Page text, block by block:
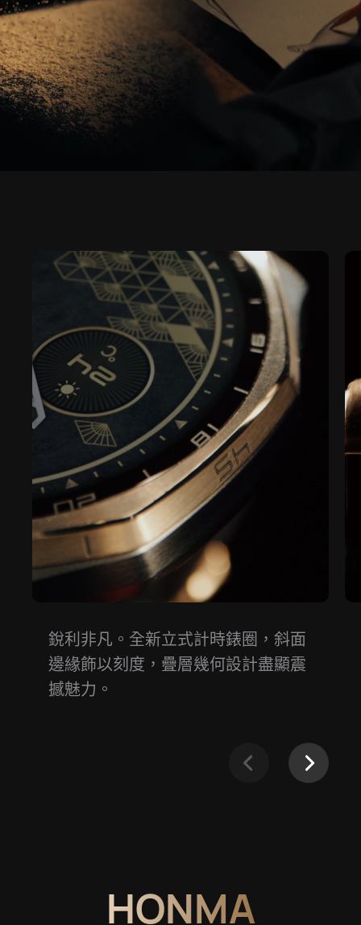
銳利非凡。全新立式計時錶圈，斜面
邊緣飾以刻度，疊層幾何設計盡顯震
撼魅⁠力。
HONMA